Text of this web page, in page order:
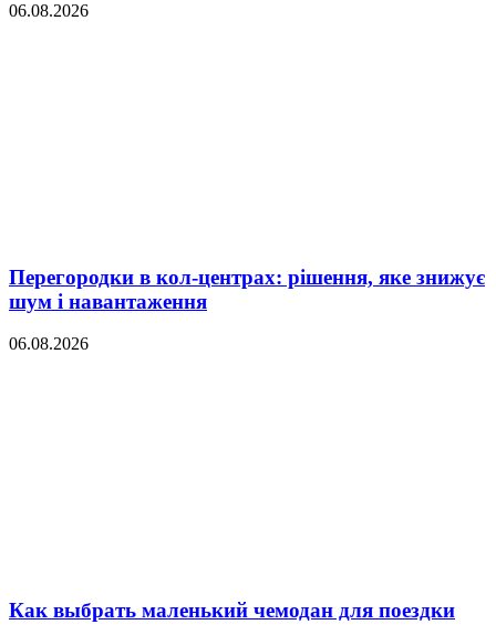
06.08.2026
Перегородки в кол-центрах: рішення, яке знижує
шум і навантаження
06.08.2026
Как выбрать маленький чемодан для поездки